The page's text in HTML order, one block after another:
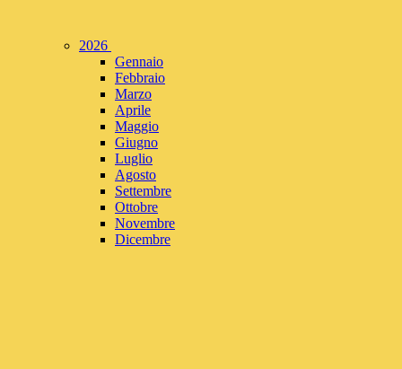
2026
Gennaio
Febbraio
Marzo
Aprile
Maggio
Giugno
Luglio
Agosto
Settembre
Ottobre
Novembre
Dicembre